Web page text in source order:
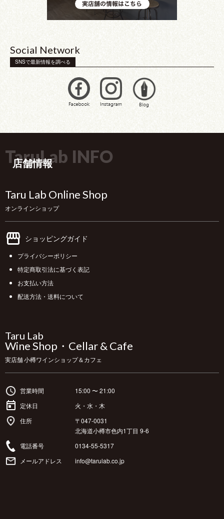
Social Network
SNSで最新情報を調べる
TaruLab INFO
店舗情報
Taru Lab Online Shop
オンラインショップ
ショッピングガイド
プライバシーポリシー
特定商取引法に基づく表記
お支払い方法
配送方法・送料について
Taru Lab
Wine Shop・Cellar & Cafe
実店舗 小樽ワインショップ＆カフェ
営業時間
15:00 〜 21:00
定休日
火・水・木
住所
〒047-0031
北海道小樽市色内1丁目 9-6
電話番号
0134-55-5317
メールアドレス
info@tarulab.co.jp